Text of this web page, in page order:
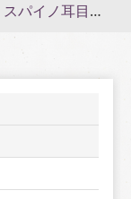
スパイノ耳目ハ壁デモ透ス